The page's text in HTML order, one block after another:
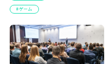
ゲーム